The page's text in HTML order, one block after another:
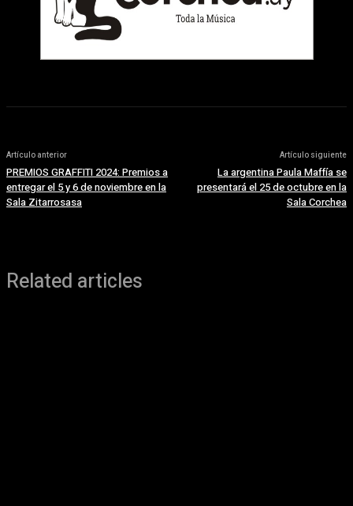
Artículo anterior
PREMIOS GRAFFITI 2024: Premios a
entregar el 5 y 6 de noviembre en la
Sala Zitarrosasa
Artículo siguiente
La argentina Paula Maffía se
presentará el 25 de octubre en la
Sala Corchea
Related articles